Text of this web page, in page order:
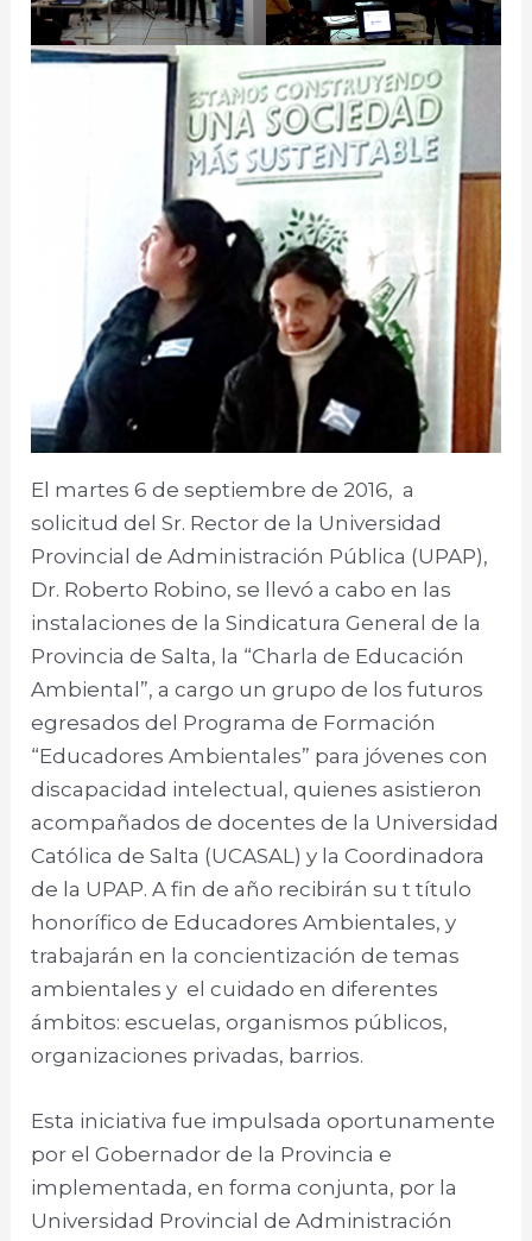
El martes 6 de septiembre de 2016, a
solicitud del Sr. Rector de la Universidad
Provincial de Administración Pública (UPAP),
Dr. Roberto Robino, se llevó a cabo en las
instalaciones de la Sindicatura General de la
Provincia de Salta, la “Charla de Educación
Ambiental”, a cargo un grupo de los futuros
egresados del Programa de Formación
“Educadores Ambientales” para jóvenes con
discapacidad intelectual, quienes asistieron
acompañados de docentes de la Universidad
Católica de Salta (UCASAL) y la Coordinadora
de la UPAP. A fin de año recibirán su t título
honorífico de Educadores Ambientales, y
trabajarán en la concientización de temas
ambientales y el cuidado en diferentes
ámbitos: escuelas, organismos públicos,
organizaciones privadas, barrios.
Esta iniciativa fue impulsada oportunamente
por el Gobernador de la Provincia e
implementada, en forma conjunta, por la
Universidad Provincial de Administración